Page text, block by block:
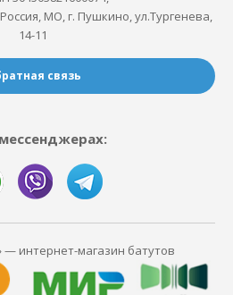
МО, г. Пушкино, ул.Тургенева,
14-11
связь
— интернет-магазин батутов